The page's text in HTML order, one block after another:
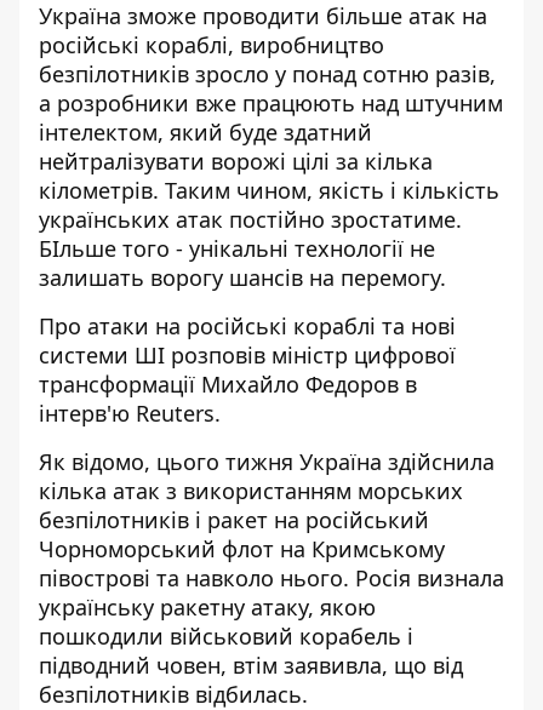
Україна зможе проводити більше атак на
російські кораблі, виробництво
безпілотників зросло у понад сотню разів,
а розробники вже працюють над штучним
інтелектом, який буде здатний
нейтралізувати ворожі цілі за кілька
кілометрів. Таким чином, якість і кількість
українських атак постійно зростатиме.
БІльше того - унікальні технології не
залишать ворогу шансів на перемогу.
Про атаки на російські кораблі та нові
системи ШІ розповів міністр цифрової
трансформації Михайло Федоров в
інтерв'ю Reuters.
Як відомо, цього тижня Україна здійснила
кілька атак з використанням морських
безпілотників і ракет на російський
Чорноморський флот на Кримському
півострові та навколо нього. Росія визнала
українську ракетну атаку, якою
пошкодили військовий корабель і
підводний човен, втім заявивла, що від
безпілотників відбилась.